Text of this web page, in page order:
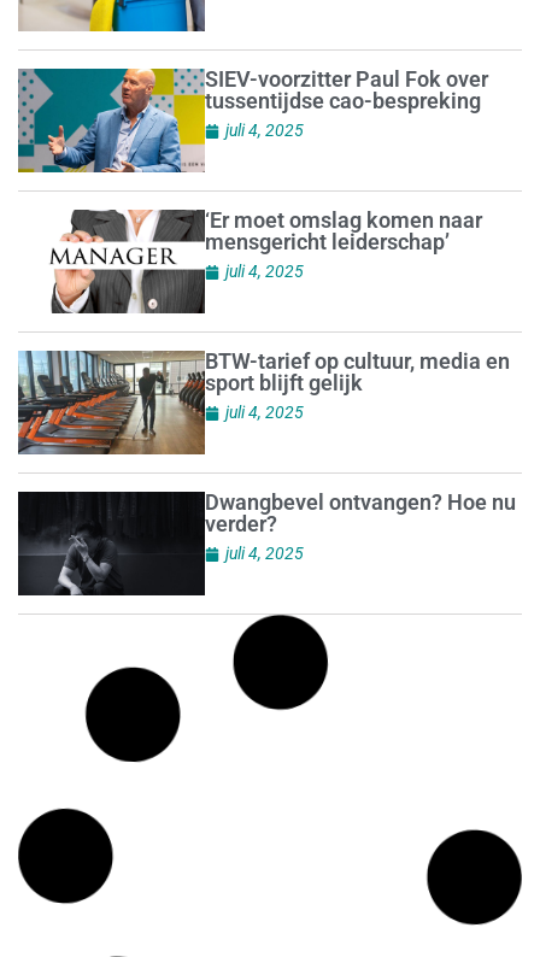
SIEV-voorzitter Paul Fok over
tussentijdse cao-bespreking
juli 4, 2025
‘Er moet omslag komen naar
mensgericht leiderschap’
juli 4, 2025
BTW-tarief op cultuur, media en
sport blijft gelijk
juli 4, 2025
Dwangbevel ontvangen? Hoe nu
verder?
juli 4, 2025
FMN Academy gaat van start
juli 3, 2025
‘Betrokkenheid is kracht van het